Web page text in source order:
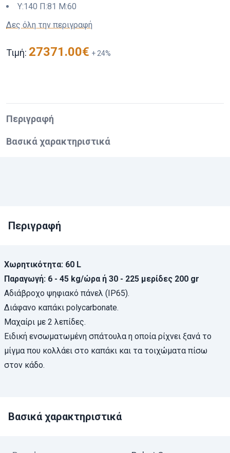
Y:140 Π:81 M:60
Δες όλη την περιγραφή
Τιμή: 27371.00€ +24%
Περιγραφή
Βασικά χαρακτηριστικά
Περιγραφή
Χωρητικότητα: 60 L
Παραγωγή: 6 - 45 kg/ώρα ή 30 - 225 μερίδες 200 gr
Αδιάβροχο ψηφιακό πάνελ (IP65).
Διάφανο καπάκι polycarbonate.
Μαχαίρι με 2 λεπίδες.
Ειδική ενσωματωμένη σπάτουλα η οποία ρίχνει ξανά το
μίγμα που κολλάει στο καπάκι και τα τοιχώματα πίσω
στον κάδο.
Βασικά χαρακτηριστικά